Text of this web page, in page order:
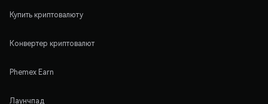
Купить криптовалюту
Конвертер криптовалют
Phemex Earn
Лаунчпад